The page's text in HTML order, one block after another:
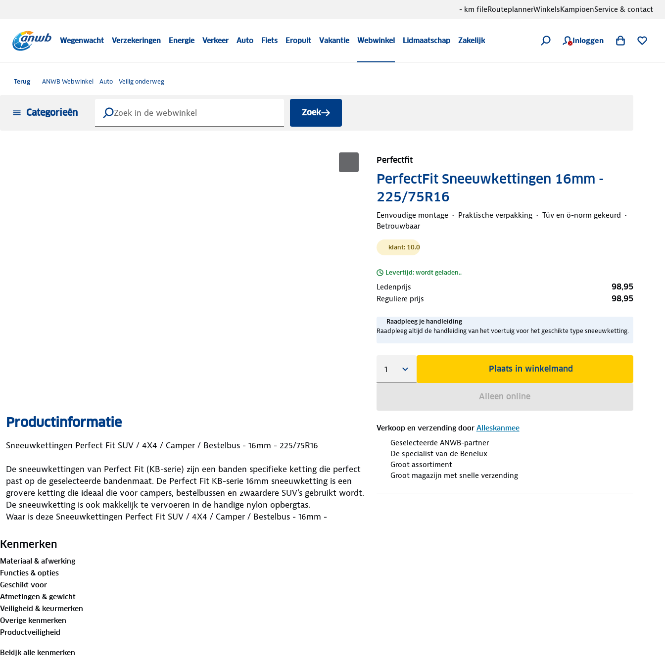
Wegenwacht Verzekeringen Energie Verkeer Auto Fiets Eropuit Vakantie Webwinkel Lidmaatschap Zakelijk Inloggen
- km fileRouteplannerWinkelsKampioenService & contact
Terug ANWB Webwinkel Auto Veilig onderweg
Categorieën Zoek
Perfectfit
PerfectFit Sneeuwkettingen 16mm -
225/75R16
Eenvoudige montage Praktische verpakking
Tüv en ö-norm gekeurd
Betrouwbaar
klant: 10.0
Levertijd: wordt geladen..
Ledenprijs 98,95
Reguliere prijs 98,95
Raadpleeg je handleiding
Raadpleeg altijd de handleiding van het voertuig voor het geschikte type sneeuwketting.
Plaats in winkelmand
Alleen online
Verkoop en verzending door Alleskanmee
Geselecteerde ANWB-partner
De specialist van de Benelux
Groot assortiment
Groot magazijn met snelle verzending
Productinformatie
Sneeuwkettingen Perfect Fit SUV / 4X4 / Camper / Bestelbus - 16mm - 225/75R16
De sneeuwkettingen van Perfect Fit (KB-serie) zijn een banden specifieke ketting die perfect
past op de geselecteerde bandenmaat. De Perfect Fit KB-serie 16mm sneeuwketting is een
grovere ketting die ideaal die voor campers, bestelbussen en zwaardere SUV's gebruikt wordt.
De sneeuwketting is ook makkelijk te vervoeren in de handige nylon opbergtas.
Waar is deze Sneeuwkettingen Perfect Fit SUV / 4X4 / Camper / Bestelbus - 16mm -
campers en zwaardere SUV's (vanaf 2000kg). Deze Perfect Fit KB-serie set sneeuwkettingen
zorgen ervoor dat je bij winterse omstandigheden veilig jouw bestemming bereikt. De
kettingen geven jouw voertuig weer grip op sneeuw en ijs. Deze sneeuwkettingen zijn
handmatig spannend, waardoor de sneeuwketting na enkele meters even opnieuw moet
aanspannen.
Voordelen van deze Sneeuwkettingen Perfect Fit SUV / 4X4 / Camper / Bestelbus - 16mm -
225/75R16
Deze sneeuwkettingen (KB-serie) zijn eenvoudig aan te brengen om de wielen van jouw
Kenmerken
Materiaal & afwerking
Functies & opties
Geschikt voor
Afmetingen & gewicht
Veiligheid & keurmerken
Overige kenmerken
Productveiligheid
Bekijk alle kenmerken